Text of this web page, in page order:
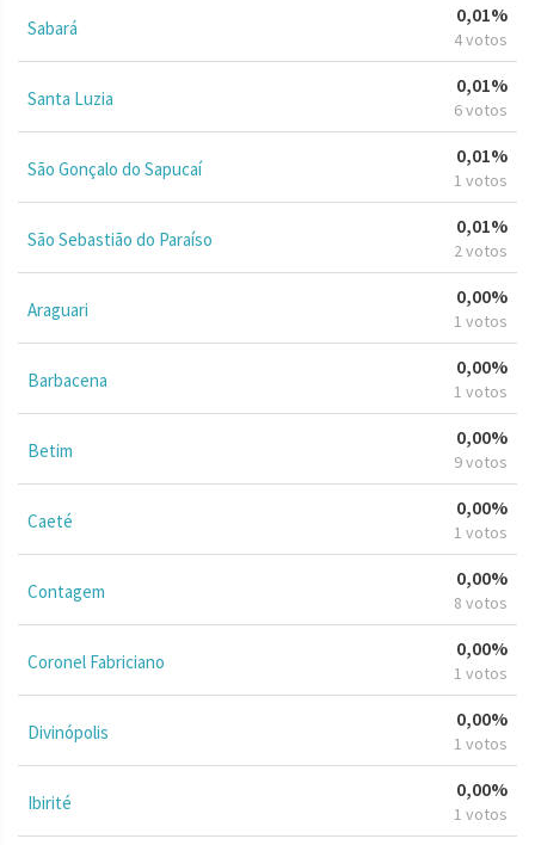
Sabará
0,01%
4 votos
Santa Luzia
0,01%
6 votos
São Gonçalo do Sapucaí
0,01%
1 votos
São Sebastião do Paraíso
0,01%
2 votos
Araguari
0,00%
1 votos
Barbacena
0,00%
1 votos
Betim
0,00%
9 votos
Caeté
0,00%
1 votos
Contagem
0,00%
8 votos
Coronel Fabriciano
0,00%
1 votos
Divinópolis
0,00%
1 votos
Ibirité
0,00%
1 votos